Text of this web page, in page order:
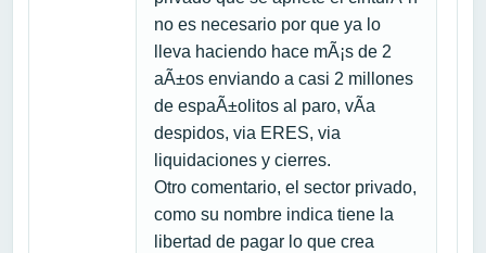
no es necesario por que ya lo
lleva haciendo hace mÃ¡s de 2
aÃ±os enviando a casi 2 millones
de espaÃ±olitos al paro, vÃ­a
despidos, via ERES, via
liquidaciones y cierres.
Otro comentario, el sector privado,
como su nombre indica tiene la
libertad de pagar lo que crea